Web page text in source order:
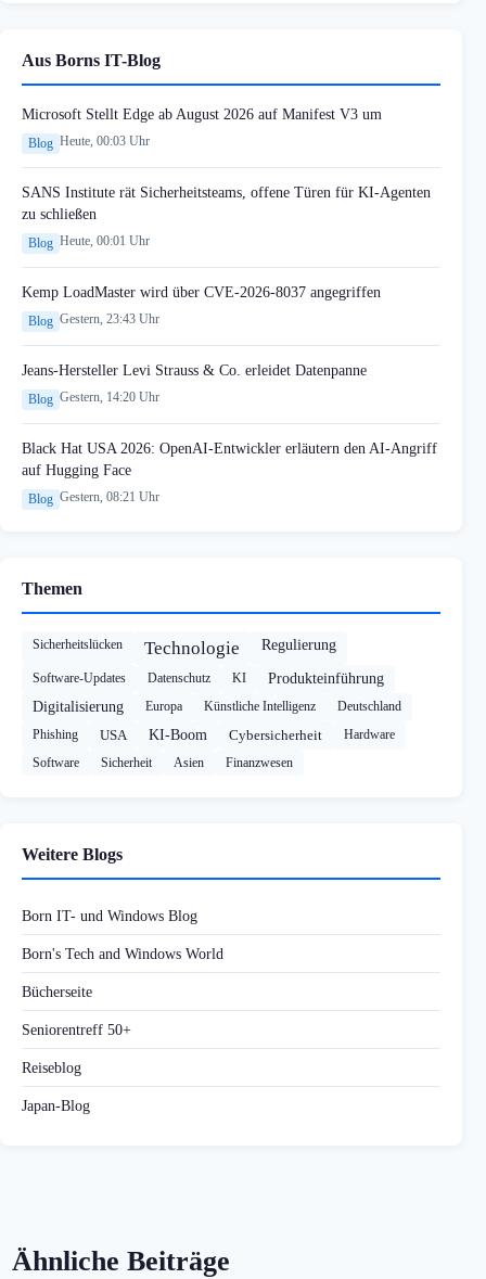
Aus Borns IT-Blog
Microsoft Stellt Edge ab August 2026 auf Manifest V3 um
Blog Heute, 00:03 Uhr
SANS Institute rät Sicherheitsteams, offene Türen für KI-Agenten
zu schließen
Blog Heute, 00:01 Uhr
Kemp LoadMaster wird über CVE-2026-8037 angegriffen
Blog Gestern, 23:43 Uhr
Jeans-Hersteller Levi Strauss & Co. erleidet Datenpanne
Blog Gestern, 14:20 Uhr
Black Hat USA 2026: OpenAI-Entwickler erläutern den AI-Angriff
auf Hugging Face
Blog Gestern, 08:21 Uhr
Themen
Sicherheitslücken Technologie Regulierung
Software-Updates Datenschutz KI
Produkteinführung
Digitalisierung
Europa Künstliche Intelligenz
Deutschland
Phishing
USA KI-Boom Cybersicherheit
Hardware
Software
Sicherheit Asien Finanzwesen
Weitere Blogs
Born IT- und Windows Blog
Born's Tech and Windows World
Bücherseite
Seniorentreff 50+
Reiseblog
Japan-Blog
Ähnliche Beiträge